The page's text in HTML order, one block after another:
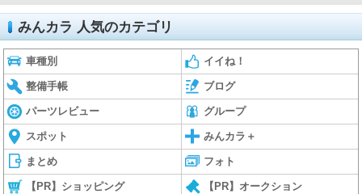
みんカラ 人気のカテゴリ
車種別 イイね！
整備手帳 ブログ
パーツレビュー グループ
スポット みんカラ＋
まとめ フォト
【PR】ショッピング 【PR】オークション